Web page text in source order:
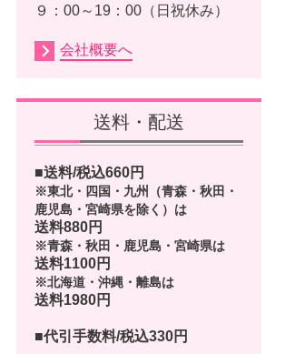
９：00～19：00（日祝休み）
会社概要へ
送料・配送
■送料/税込660円
※東北・四国・九州（青森・秋田・
鹿児島・宮崎県を除く）は
送料880円
※青森・秋田・鹿児島・宮崎県は
送料1100円
※北海道・沖縄・離島は
送料1980円
■代引手数料/税込330円